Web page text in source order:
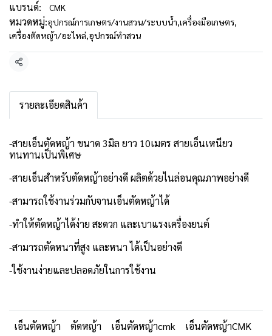
แบรนด์:
CMK
หมวดหมู่:อุปกรณ์การเกษตร/งานสวน/ระบบน้ำ,เครื่องมือเกษตร,
เครื่องตัดหญ้า/อะไหล่,อุปกรณ์ทำสวน
แชร์
รายละเอียดสินค้า
-สายเอ็นตัดหญ้า ขนาด 3มิล ยาว 10เมตร สายเอ็นเหนียว
ทนทานเป็นพิเศษ
-สายเอ็นสำหรับตัดหญ้าอย่างดี ผลิตด้วยไนล่อนคุณภาพอย่างดี
-สามารถใช้งานร่วมกับจานเอ็นตัดหญ้าได้
-ทำให้ตัดหญ้าได้ง่าย สะดวก และเบาแรงเครื่องยนต์
-สามารถตัดหนาที่สูง และหนา ได้เป็นอย่างดี
-ใช้งานง่ายและปลอดภัยในการใช้งาน
เอ็นตัดหญ้า ตัดหญ้า เอ็นตัดหญ้าcmk
เอ็นตัดหญ้าCMK